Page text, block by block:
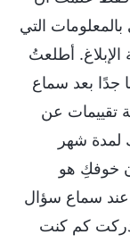
التي
أطلعتُ
جدًا بعد سماع
تقييمات عن
لمدة شهر
خوفكِ هو
عند سماع سؤال
كم كنت